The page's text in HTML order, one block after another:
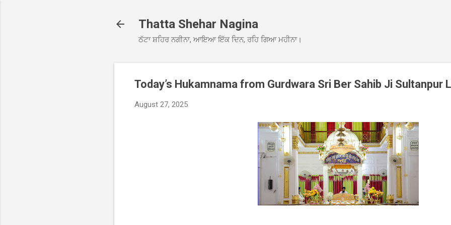
Thatta Shehar Nagina
ਠੱਟਾ ਸ਼ਹਿਰ ਨਗੀਨਾ, ਆਇਆ ਇੱਕ ਦਿਨ, ਰਹਿ ਗਿਆ ਮਹੀਨਾ।
Today’s Hukamnama from Gurdwara Sri Ber Sahib Ji Sultanpur
August 27, 2025